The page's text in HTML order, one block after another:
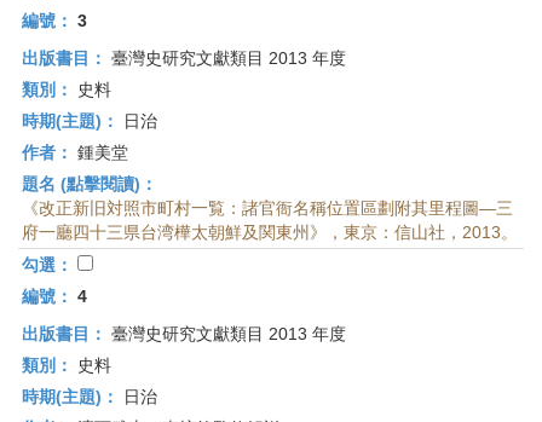
編號： 3
出版書目： 臺灣史研究文獻類目 2013 年度
類別：
史料
時期(主題)：
日治
作者： 鍾美堂
題名 (點擊閱讀)：
《改正新旧対照市町村一覧：諸官衙名稱位置區劃附其里程圖—三
府一廳四十三県台湾樺太朝鮮及関東州》，東京：信山社，2013。
勾選：
編號： 4
出版書目： 臺灣史研究文獻類目 2013 年度
類別：
史料
時期(主題)：
日治